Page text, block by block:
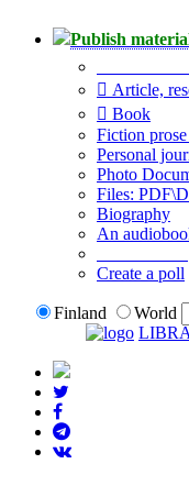
Publish
Article,
Book
Fiction
Personal
Photo
Files:
Biography
An
Create a poll
Finland
World